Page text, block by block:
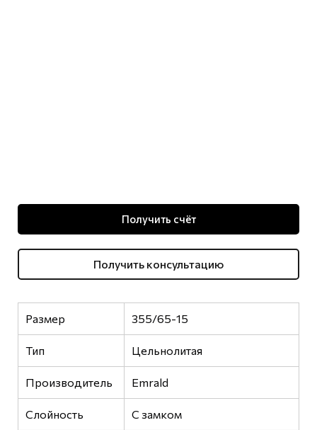
Получить счёт
Получить консультацию
Размер 355/65-15
Тип Цельнолитая
Производитель Emrald
Слойность С замком